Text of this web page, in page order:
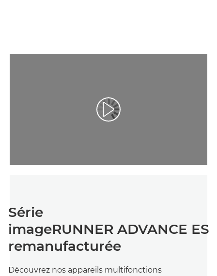
Série
imageRUNNER ADVANCE ES
remanufacturée
Découvrez nos appareils multifonctions